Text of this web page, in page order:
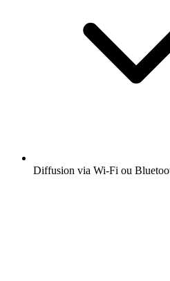
Diffusion via Wi-Fi ou